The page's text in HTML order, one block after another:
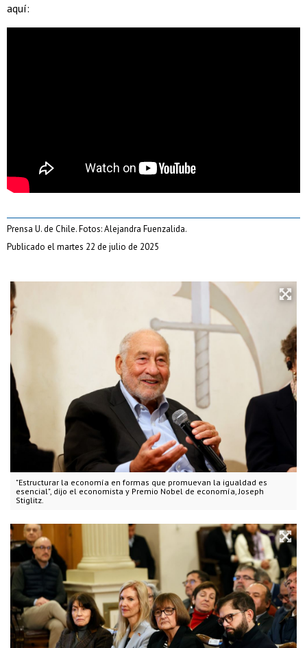
"Estructurar la economía en formas que promuevan la igualdad es
esencial", dijo el economista y Premio Nobel de economía, Joseph
Stiglitz.
aquí:
Prensa U. de Chile. Fotos: Alejandra Fuenzalida.
Publicado el martes 22 de julio de 2025